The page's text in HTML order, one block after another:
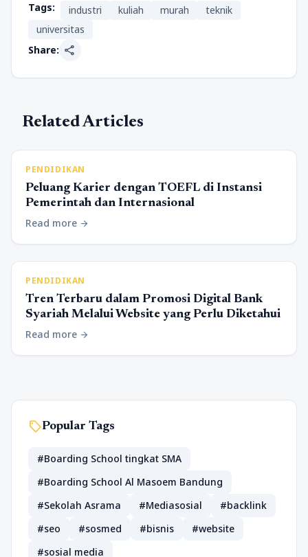
Tags: industri kuliah murah
teknik
universitas
Share: share
Related Articles
PENDIDIKAN
Peluang Karier dengan TOEFL di Instansi
Pemerintah dan Internasional
Read more arrow_forward
PENDIDIKAN
Tren Terbaru dalam Promosi Digital Bank
Syariah Melalui Website yang Perlu Diketahui
Read more arrow_forward
sellPopular Tags
#Boarding School tingkat SMA
#Boarding School Al Masoem Bandung
#Sekolah Asrama
#Mediasosial
#backlink
#seo
#sosmed #bisnis
#website
#sosial media